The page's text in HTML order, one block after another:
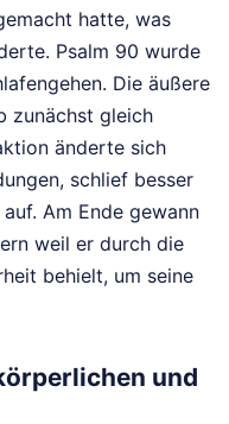
hatte, was
Psalm 90 wurde
Die äußere
zunächst gleich
änderte sich
schlief besser
Am Ende gewann
weil er durch die
behielt, um seine
und